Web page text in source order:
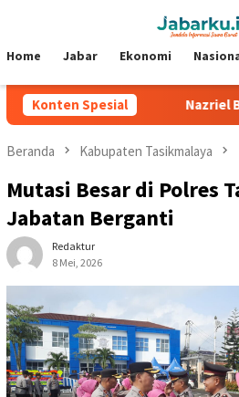
Mobile
Home Jabar Ekonomi
Konten Spesial
Silverstone Nazriel
Beranda Kabupaten Tasikmalaya
Mutasi Besar di Polres
Jabatan Berganti
Redaktur
8 Mei, 2026